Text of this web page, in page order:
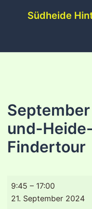
Südheide
und-
Findertour
September
9:45 – 17:00
21. September 2024